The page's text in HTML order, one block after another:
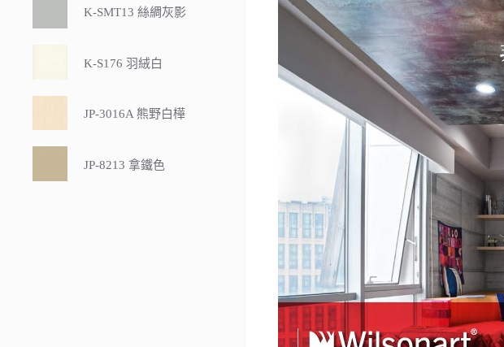
K-SMT13 絲綢灰影
K-S176 羽絨白
JP-3016A 熊野白樺
JP-8213 拿鐵色